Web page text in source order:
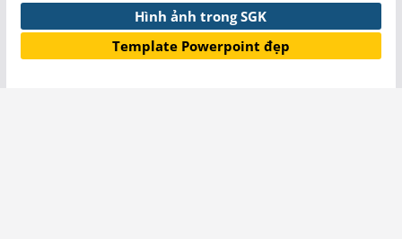
Hình ảnh trong SGK
Template Powerpoint đẹp